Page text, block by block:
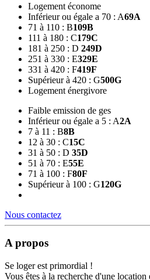
Logement économe
Inférieur ou égale a 70 : A69A
71 à 110 : B109B
111 à 180 : C179C
181 à 250 : D 249D
251 à 330 : E329E
331 à 420 : F419F
Supérieur à 420 : G500G
Logement énergivore
Faible emission de ges
Inférieur ou égale a 5 : A2A
7 à 11 : B8B
12 à 30 : C15C
31 à 50 : D 35D
51 à 70 : E55E
71 à 100 : F80F
Supérieur à 100 : G120G
Nous contactez
A propos
Se loger est primordial !
Vous êtes à la recherche d'une